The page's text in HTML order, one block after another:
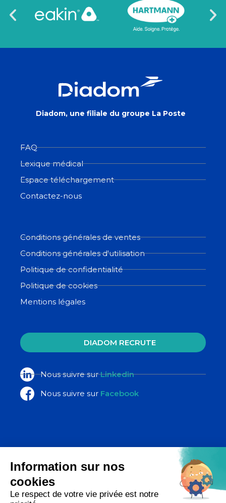
Diadom, une filiale du groupe La Poste
FAQ
Lexique médical
Espace téléchargement
Contactez-nous
Conditions générales de ventes
Conditions générales d'utilisation
Politique de confidentialité
Politique de cookies
Mentions légales
DIADOM RECRUTE
Nous suivre surLinkedin
Nous suivre sur Facebook
La Poste Santé & Autonomie,